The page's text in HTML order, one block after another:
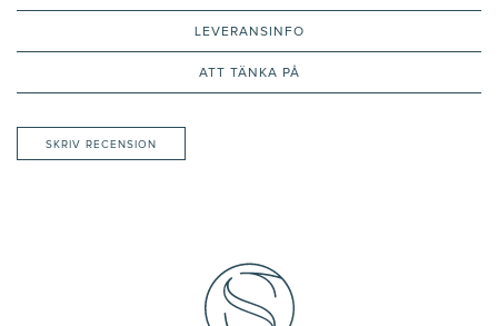
LEVERANSINFO
ATT TÄNKA PÅ
SKRIV RECENSION